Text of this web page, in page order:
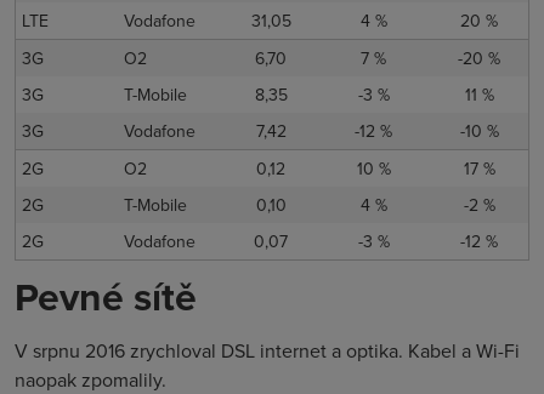
LTE
Vodafone 31,05 4 %
20 %
3G
O2 6,70 7 %
-20 %
3G
T-Mobile 8,35 -3 %
11 %
3G
Vodafone 7,42 -12 %
-10 %
2G
O2 0,12 10 %
17 %
2G
T-Mobile 0,10 4 %
-2 %
2G
Vodafone 0,07 -3 % -12 %
Pevné sítě
V srpnu 2016 zrychloval DSL internet a optika. Kabel a Wi-Fi
naopak zpomalily.